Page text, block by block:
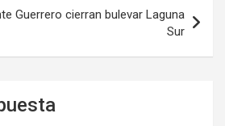
Guerrero cierran bulevar Laguna
Sur